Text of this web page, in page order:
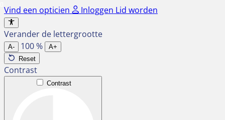
Ga
naar
de
inhoud
Vind een opticien Inloggen Lid worden
Verander de lettergrootte
A- 100%
A+
Reset
Contrast
Contrast